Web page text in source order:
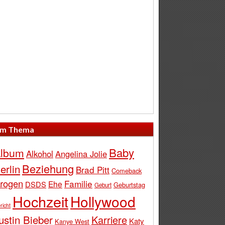
Thema
Alkohol Angelina Jolie Baby
Beziehung Brad Pitt Comeback
DSDS Ehe Familie Geburt Geburtstag
HochzeitHollywood
Bieber Kanye West Karriere Katy